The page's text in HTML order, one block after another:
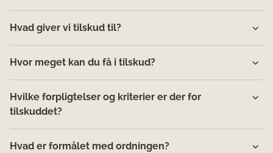
Hvad giver vi tilskud til?
Hvor meget kan du få i tilskud?
Hvilke forpligtelser og kriterier er der for
tilskuddet?
Hvad er formålet med ordningen?